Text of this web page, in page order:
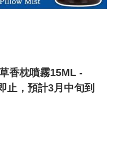
香枕噴霧15ML -
止，預計3月中旬到